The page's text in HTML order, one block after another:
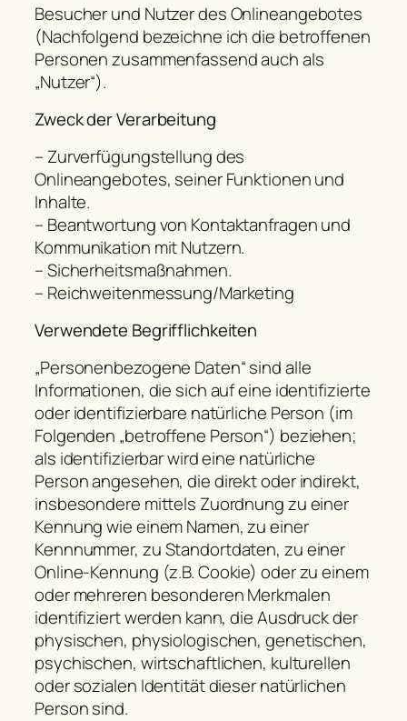
Besucher und Nutzer des Onlineangebotes
(Nachfolgend bezeichne ich die betroffenen
Personen zusammenfassend auch als
„Nutzer“).
Zweck der Verarbeitung
– Zurverfügungstellung des
Onlineangebotes, seiner Funktionen und
Inhalte.
– Beantwortung von Kontaktanfragen und
Kommunikation mit Nutzern.
– Sicherheitsmaßnahmen.
– Reichweitenmessung/Marketing
Verwendete Begrifflichkeiten
„Personenbezogene Daten“ sind alle
Informationen, die sich auf eine identifizierte
oder identifizierbare natürliche Person (im
Folgenden „betroffene Person“) beziehen;
als identifizierbar wird eine natürliche
Person angesehen, die direkt oder indirekt,
insbesondere mittels Zuordnung zu einer
Kennung wie einem Namen, zu einer
Kennnummer, zu Standortdaten, zu einer
Online-Kennung (z.B. Cookie) oder zu einem
oder mehreren besonderen Merkmalen
identifiziert werden kann, die Ausdruck der
physischen, physiologischen, genetischen,
psychischen, wirtschaftlichen, kulturellen
oder sozialen Identität dieser natürlichen
Person sind.